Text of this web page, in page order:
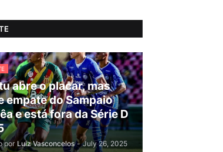
abre o placar, mas
empate do Sampaio
e está fora da Série D
por Luiz Vasconcelos - July 26, 2025